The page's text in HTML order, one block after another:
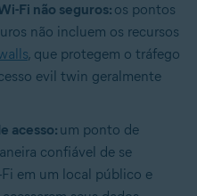
Fi não seguros: os pontos
não incluem os recursos
, que protegem o tráfego
evil twin geralmente
acesso: um ponto de
confiável de se
em um local público e